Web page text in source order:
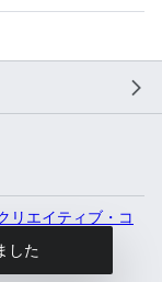
リエイティブ・コ
した